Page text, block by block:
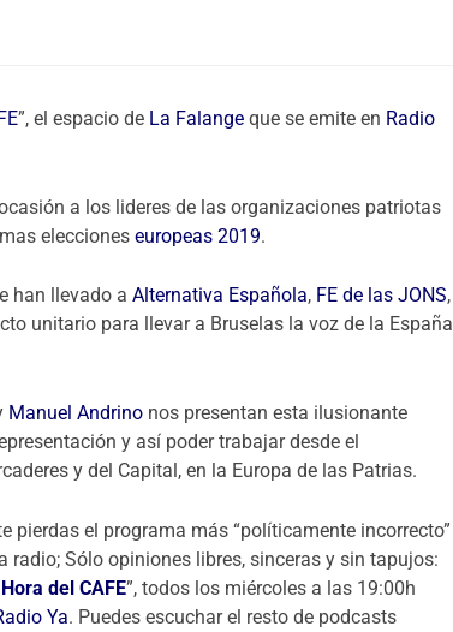
”, el espacio de La Falange que se emite en Radio
a los lideres de las organizaciones patriotas
eleccioneseuropeas 2019.
han llevado aAlternativa Española, FE de las JONS,
unitario para llevar a Bruselas la voz de la España
Manuel Andrino nos presentan esta ilusionante
y así poder trabajar desde el
y del Capital, en la Europa de las Patrias.
pierdas el programa más “políticamente incorrecto”
radio; Sólo opiniones libres, sinceras y sin tapujos:
del CAFE”, todos los miércoles a las 19:00h
Ya. Puedes escuchar el resto de podcasts